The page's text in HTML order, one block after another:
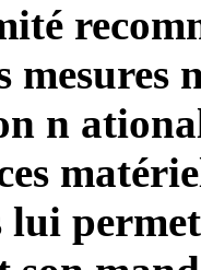
mesures
n
lui